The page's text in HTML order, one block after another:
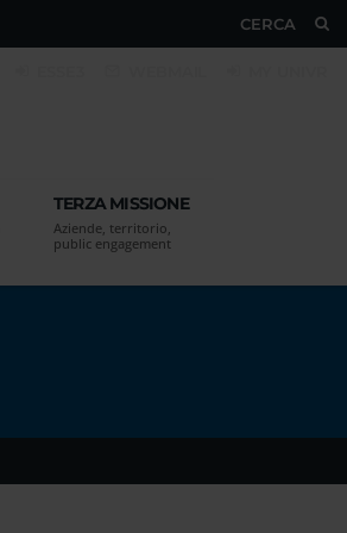
CERCA
TERZA MISSIONE
Aziende, territorio,
public engagement